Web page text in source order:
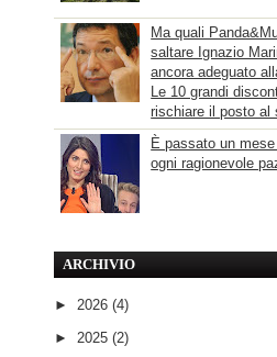
Ma quali
saltare Ignazio
ancora adeguato
Le 10 grandi
rischiare il posto al
È passato un
ogni ragionevole
ARCHIVIO
► 2026 (4)
► 2025 (2)